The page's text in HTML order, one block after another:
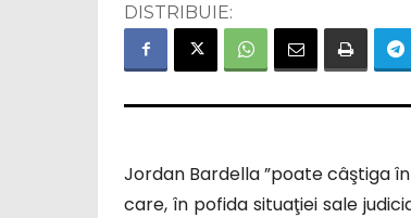
DISTRIBUIE:
Jordan Bardella ”poate câştiga
care, în pofida situaţiei sale